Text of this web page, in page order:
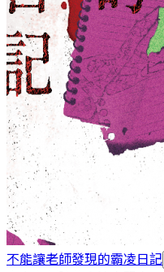
不能讓老師發現的霸凌日記